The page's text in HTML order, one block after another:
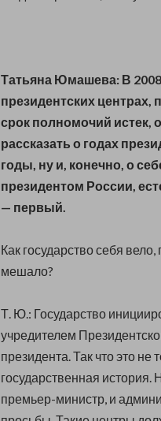
Татьяна Юмашева: В
президентских центрах,
срок полномочий истек,
рассказать о годах
годы, ну и, конечно, о
президентом России,
— первый.
Как государство себя
мешало?
Т. Ю.: Государство
учредителем
президента. Так что это не
государственная история.
премьер-министр, и